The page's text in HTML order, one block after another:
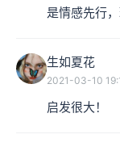
是情感先行
生如夏花
2021-03-10
启发很大！